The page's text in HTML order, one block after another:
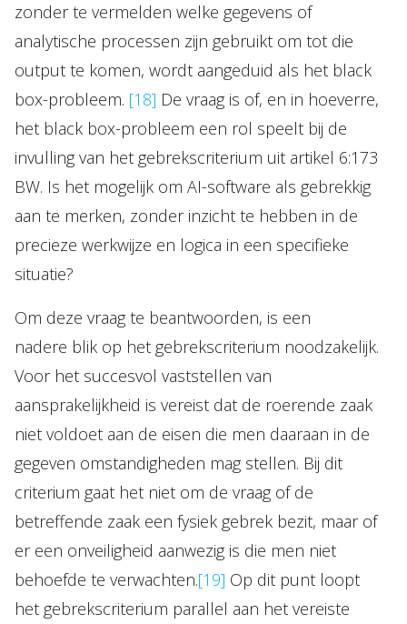
zonder te vermelden welke gegevens of
analytische processen zijn gebruikt om tot die
output te komen, wordt aangeduid als het black
box-probleem. [18] De vraag is of, en in hoeverre,
het black box-probleem een rol speelt bij de
invulling van het gebrekscriterium uit artikel 6:173
BW. Is het mogelijk om AI-software als gebrekkig
aan te merken, zonder inzicht te hebben in de
precieze werkwijze en logica in een specifieke
situatie?
Om deze vraag te beantwoorden, is een
nadere blik op het gebrekscriterium noodzakelijk.
Voor het succesvol vaststellen van
aansprakelijkheid is vereist dat de roerende zaak
niet voldoet aan de eisen die men daaraan in de
gegeven omstandigheden mag stellen. Bij dit
criterium gaat het niet om de vraag of de
betreffende zaak een fysiek gebrek bezit, maar of
er een onveiligheid aanwezig is die men niet
behoefde te verwachten.[19] Op dit punt loopt
het gebrekscriterium parallel aan het vereiste